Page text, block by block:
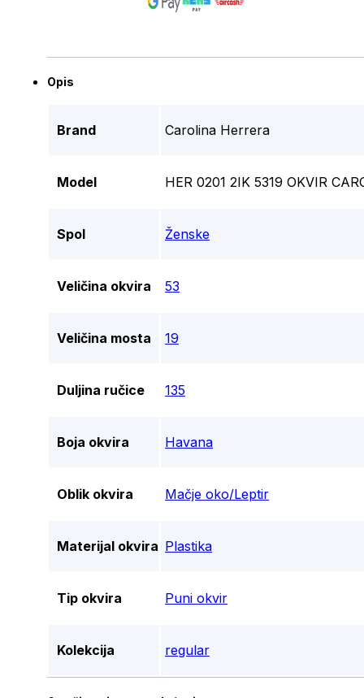
Opis
Brand Carolina Herrera
Model HER 0201 2IK 5319 OKVIR
Spol Ženske
Veličina okvira 53
Veličina mosta 19
Duljina ručice 135
Boja okvira Havana
Oblik okvira Mačje oko/Leptir
Materijal okvira Plastika
Tip okvira Puni okvir
Kolekcija regular